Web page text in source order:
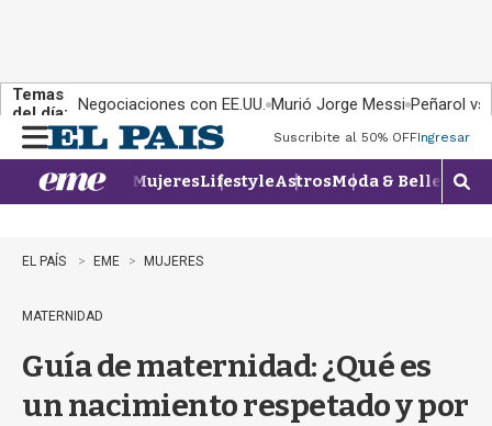
Temas
del día: Negociaciones con EE.UU. Murió Jorge Messi Peñarol
Suscribite al 50% OFFIngresar
MujeresLifestyleAstrosModa & BellezaM
o
q
EL PAÍS EME MUJERES
MATERNIDAD
Guía de maternidad: ¿Qué es
un nacimiento respetado y por